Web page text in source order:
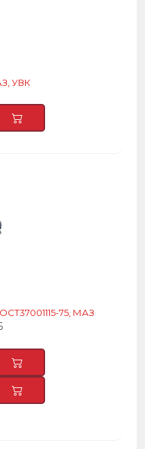
УВК
75, МАЗ